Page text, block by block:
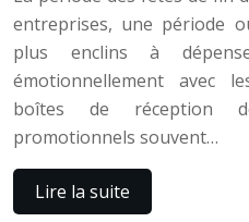
entreprises, une période
plus enclins à
émotionnellement avec
boîtes de réception
promotionnels souvent…
Lire la suite